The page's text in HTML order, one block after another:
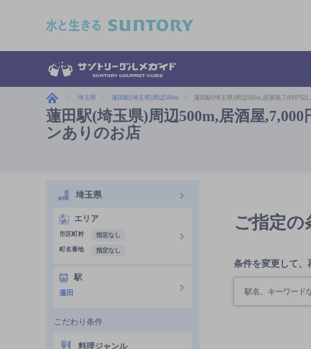
埼玉県 蓮田駅(埼玉県)周辺500m 蓮田駅(埼玉県)周辺500m,居酒屋,7,000円
蓮田駅(埼玉県)周辺500m,居酒屋
ンありのお店
ご指定の
条件を変更して、
埼玉県
エリア
市区町村
指定なし
町名番地
指定なし
駅
蓮田
こだわり条件
料理ジャンル